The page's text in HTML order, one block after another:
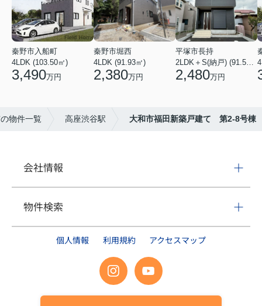
秦野市入船町
4LDK (103.50㎡)
3,490万円
秦野市堀西
4LDK (91.93㎡)
2,380万円
平塚市長持
2LDK＋S(納戸) (91.52㎡)
2,480万円
物件一覧 高座渋谷駅 大和市福田新築戸建て 第2-8号棟
会社情報
物件検索
個人情報 利用規約 アクセスマップ